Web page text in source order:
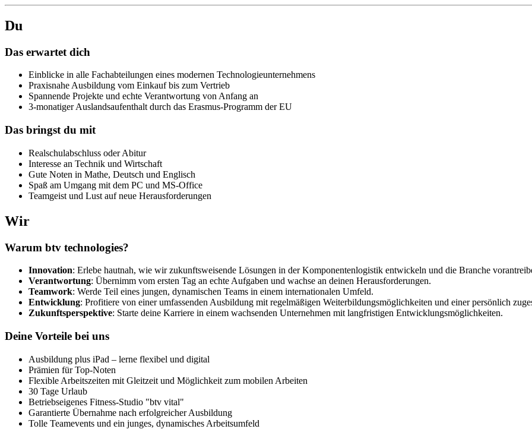
Du
Das erwartet dich
Einblicke in alle Fachabteilungen eines modernen Technologieunternehmens
Praxisnahe Ausbildung vom Einkauf bis zum Vertrieb
Spannende Projekte und echte Verantwortung von Anfang an
3-monatiger Auslandsaufenthalt durch das Erasmus-Programm der EU
Das bringst du mit
Realschulabschluss oder Abitur
Interesse an Technik und Wirtschaft
Gute Noten in Mathe, Deutsch und Englisch
Spaß am Umgang mit dem PC und MS-Office
Teamgeist und Lust auf neue Herausforderungen
Wir
Warum btv technologies?
Innovation: Erlebe hautnah, wie wir zukunftsweisende Lösungen in der Komponentenlogistik entwickeln und die Branche
Verantwortung: Übernimm vom ersten Tag an echte Aufgaben und wachse an deinen Herausforderungen.
Teamwork: Werde Teil eines jungen, dynamischen Teams in einem internationalen Umfeld.
Entwicklung: Profitiere von einer umfassenden Ausbildung mit regelmäßigen Weiterbildungsmöglichkeiten und einer persönlich
Zukunftsperspektive: Starte deine Karriere in einem wachsenden Unternehmen mit langfristigen Entwicklungsmöglichkeiten.
Deine Vorteile bei uns
Ausbildung plus iPad – lerne flexibel und digital
Prämien für Top-Noten
Flexible Arbeitszeiten mit Gleitzeit und Möglichkeit zum mobilen Arbeiten
30 Tage Urlaub
Betriebseigenes Fitness-Studio "btv vital"
Garantierte Übernahme nach erfolgreicher Ausbildung
Tolle Teamevents und ein junges, dynamisches Arbeitsumfeld